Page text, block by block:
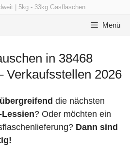
| 5kg - 33kg Gasflaschen
Menü
in 38468
Verkaufsstellen 2026
die nächsten
Lessien? Oder möchten ein
Dann sind